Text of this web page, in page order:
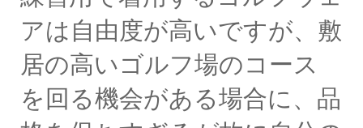
アは自由度が高いですが、敷
居の高いゴルフ場のコース
を回る機会がある場合に、品